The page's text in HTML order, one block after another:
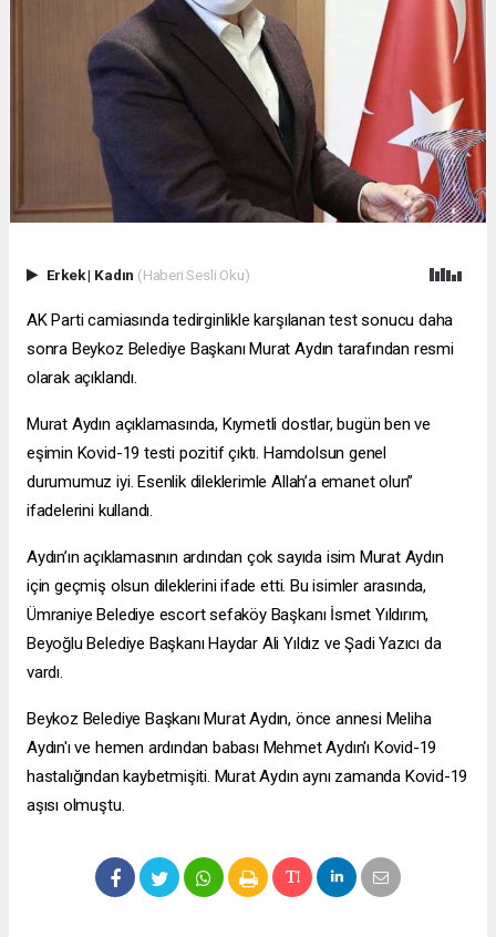
Erkek| Kadın (Haberi Sesli Oku)
AK Parti camiasında tedirginlikle karşılanan test sonucu daha
sonra Beykoz Belediye Başkanı Murat Aydın tarafından resmi
olarak açıklandı.
Murat Aydın açıklamasında, Kıymetli dostlar, bugün ben ve
eşimin Kovid-19 testi pozitif çıktı. Hamdolsun genel
durumumuz iyi. Esenlik dileklerimle Allah’a emanet olun”
ifadelerini kullandı.
Aydın’ın açıklamasının ardından çok sayıda isim Murat Aydın
için geçmiş olsun dileklerini ifade etti. Bu isimler arasında,
Ümraniye Belediye escort sefaköyBaşkanı İsmet Yıldırım,
Beyoğlu Belediye Başkanı Haydar Ali Yıldız ve Şadi Yazıcı da
vardı.
Beykoz Belediye Başkanı Murat Aydın, önce annesi Meliha
Aydın'ı ve hemen ardından babası Mehmet Aydın'ı Kovid-19
hastalığından kaybetmişiti. Murat Aydın aynı zamanda Kovid-19
aşısı olmuştu.